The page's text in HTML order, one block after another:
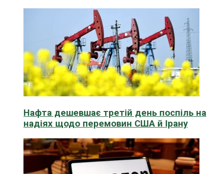
Нафта дешевшає третій день поспіль на
надіях щодо перемовин США й Ірану